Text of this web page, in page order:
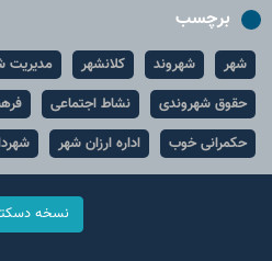
برچسب
شهر شهروند کلانشهر مدیریت
حقوق شهروندی
نشاط اجتماعی
حکمرانی خوب
اداره ارزان شهر
نسخه